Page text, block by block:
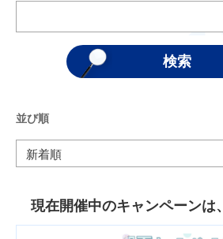
並び順
現在開催中のキャンペーンは、